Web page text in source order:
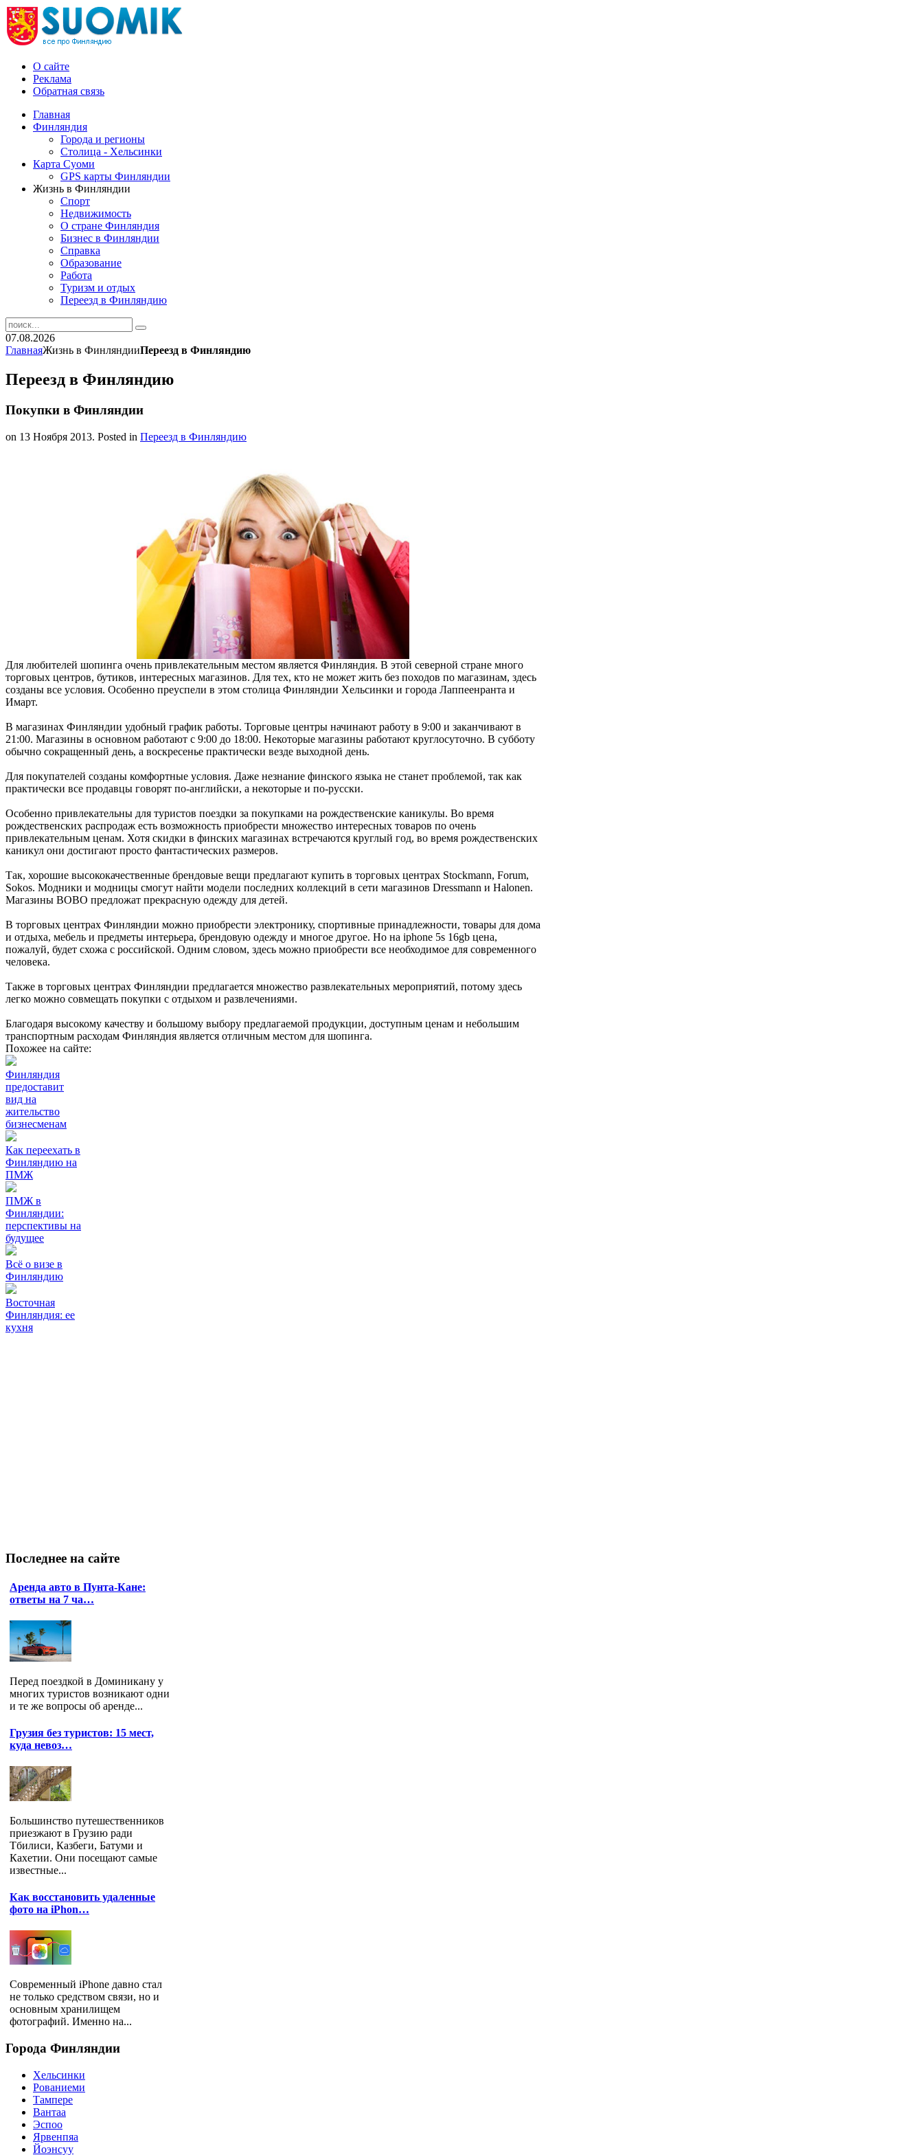
О сайте
Реклама
Обратная связь
Главная
Финляндия
Города и регионы
Столица - Хельсинки
Карта Суоми
GPS карты Финляндии
Жизнь в Финляндии
Спорт
Недвижимость
О стране Финляндия
Бизнес в Финляндии
Справка
Образование
Работа
Туризм и отдых
Переезд в Финляндию
07.08.2026
ГлавнаяЖизнь в ФинляндииПереезд в Финляндию
Переезд в Финляндию
Покупки в Финляндии
on 13 Ноября 2013. Posted in Переезд в Финляндию
Для любителей шопинга очень привлекательным местом является Финляндия. В этой северной стране много
торговых центров, бутиков, интересных магазинов. Для тех, кто не может жить без походов по магазинам, здесь
созданы все условия. Особенно преуспели в этом столица Финляндии Хельсинки и города Лаппеенранта и
Имарт.
В магазинах Финляндии удобный график работы. Торговые центры начинают работу в 9:00 и заканчивают в
21:00. Магазины в основном работают с 9:00 до 18:00. Некоторые магазины работают круглосуточно. В субботу
обычно сокращенный день, а воскресенье практически везде выходной день.
Для покупателей созданы комфортные условия. Даже незнание финского языка не станет проблемой, так как
практически все продавцы говорят по-английски, а некоторые и по-русски.
Особенно привлекательны для туристов поездки за покупками на рождественские каникулы. Во время
рождественских распродаж есть возможность приобрести множество интересных товаров по очень
привлекательным ценам. Хотя скидки в финских магазинах встречаются круглый год, во время рождественских
каникул они достигают просто фантастических размеров.
Так, хорошие высококачественные брендовые вещи предлагают купить в торговых центрах Stockmann, Forum,
Sokos. Модники и модницы смогут найти модели последних коллекций в сети магазинов Dressmann и Halonen.
Магазины BOBO предложат прекрасную одежду для детей.
В торговых центрах Финляндии можно приобрести электронику, спортивные принадлежности, товары для дома
и отдыха, мебель и предметы интерьера, брендовую одежду и многое другое. Но на iphone 5s 16gb цена,
пожалуй, будет схожа с российской. Одним словом, здесь можно приобрести все необходимое для современного
человека.
Также в торговых центрах Финляндии предлагается множество развлекательных мероприятий, потому здесь
легко можно совмещать покупки с отдыхом и развлечениями.
Благодаря высокому качеству и большому выбору предлагаемой продукции, доступным ценам и небольшим
транспортным расходам Финляндия является отличным местом для шопинга.
Похожее на сайте:
Финляндия
предоставит
вид на
жительство
бизнесменам
Как переехать в
Финляндию на
ПМЖ
ПМЖ в
Финляндии:
перспективы на
будущее
Всё о визе в
Финляндию
Восточная
Финляндия: ее
кухня
Последнее на сайте
Аренда авто в Пунта-Кане:
ответы на 7 ча…
Перед поездкой в Доминикану у
многих туристов возникают одни
и те же вопросы об аренде...
Грузия без туристов: 15 мест,
куда невоз…
Большинство путешественников
приезжают в Грузию ради
Тбилиси, Казбеги, Батуми и
Кахетии. Они посещают самые
известные...
Как восстановить удаленные
фото на iPhon…
Современный iPhone давно стал
не только средством связи, но и
основным хранилищем
фотографий. Именно на...
Города Финляндии
Хельсинки
Рованиеми
Тампере
Вантаа
Эспоо
Ярвенпяа
Йоэнсуу